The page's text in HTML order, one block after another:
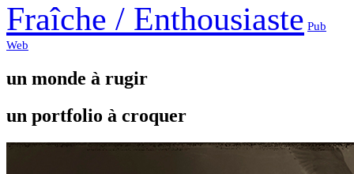
Fraîche / Enthousiaste Pub
Web
un monde à rugir
un portfolio à croquer